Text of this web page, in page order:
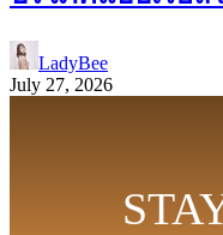
LadyBee
July 27, 2026